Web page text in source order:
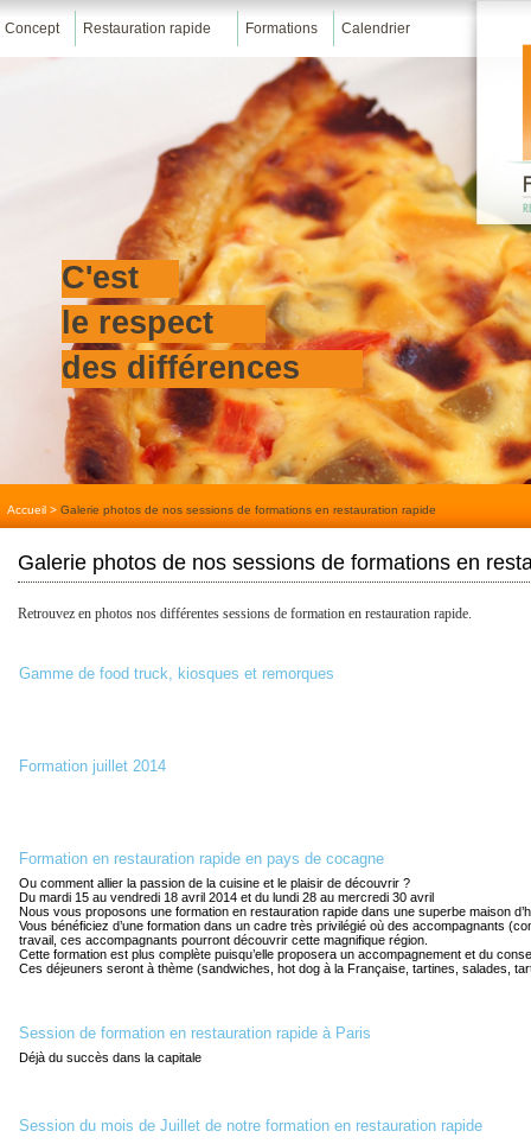
Concept Restauration rapide Formations Calendrier
C'est
le respect
des différences
Accueil > Galerie photos de nos sessions de formations en restauration rapide
Galerie photos de nos sessions de formations en
Retrouvez en photos nos différentes sessions de formation en restauration rapide.
Gamme de food truck, kiosques et remorques
Formation juillet 2014
Formation en restauration rapide en pays de cocagne
Ou comment allier la passion de la cuisine et le plaisir de découvrir ?
Du mardi 15 au vendredi 18 avril 2014 et du lundi 28 au mercredi 30 avril
Nous vous proposons une formation en restauration rapide dans une superbe maison
Vous bénéficiez d’une formation dans un cadre très privilégié où des accompagnants
travail, ces accompagnants pourront découvrir cette magnifique région.
Cette formation est plus complète puisqu’elle proposera un accompagnement et du
Ces déjeuners seront à thème (sandwiches, hot dog à la Française, tartines, salades,
Session de formation en restauration rapide à Paris
Déjà du succès dans la capitale
Session du mois de Juillet de notre formation en restauration rapide